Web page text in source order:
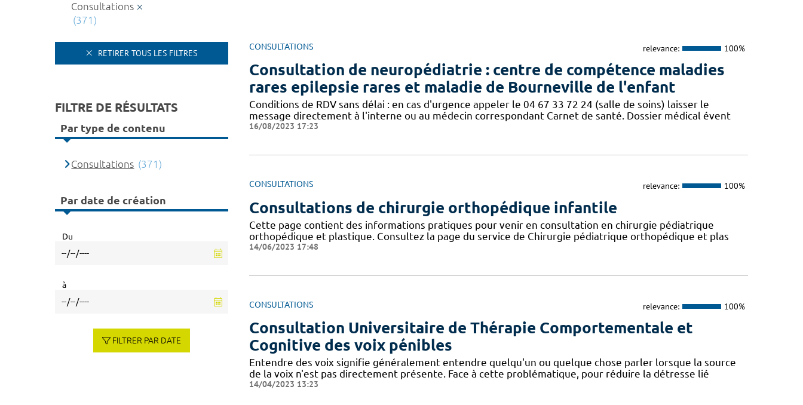
CONSULTATIONS relevance: 100%
Consultation de neuropédiatrie : centre de compétence maladies
rares epilepsie rares et maladie de Bourneville de l'enfant
Conditions de RDV sans délai : en cas d'urgence appeler le 04 67 33 72 24 (salle de soins) laisser le
message directement à l'interne ou au médecin correspondant Carnet de santé. Dossier médical évent
16/08/2023 17:23
CONSULTATIONS relevance: 100%
Consultations de chirurgie orthopédique infantile
Cette page contient des informations pratiques pour venir en consultation en chirurgie pédiatrique
orthopédique et plastique. Consultez la page du service de Chirurgie pédiatrique orthopédique et plas
14/06/2023 17:48
CONSULTATIONS relevance: 100%
Consultation Universitaire de Thérapie Comportementale et
Cognitive des voix pénibles
Entendre des voix signifie généralement entendre quelqu'un ou quelque chose parler lorsque la source
de la voix n'est pas directement présente. Face à cette problématique, pour réduire la détresse lié
14/04/2023 13:23
Consultations
(371)
RETIRER TOUS LES FILTRES
FILTRE DE RÉSULTATS
Par type de contenu
Consultations (371)
Par date de création
Du
à
FILTRER PAR DATE